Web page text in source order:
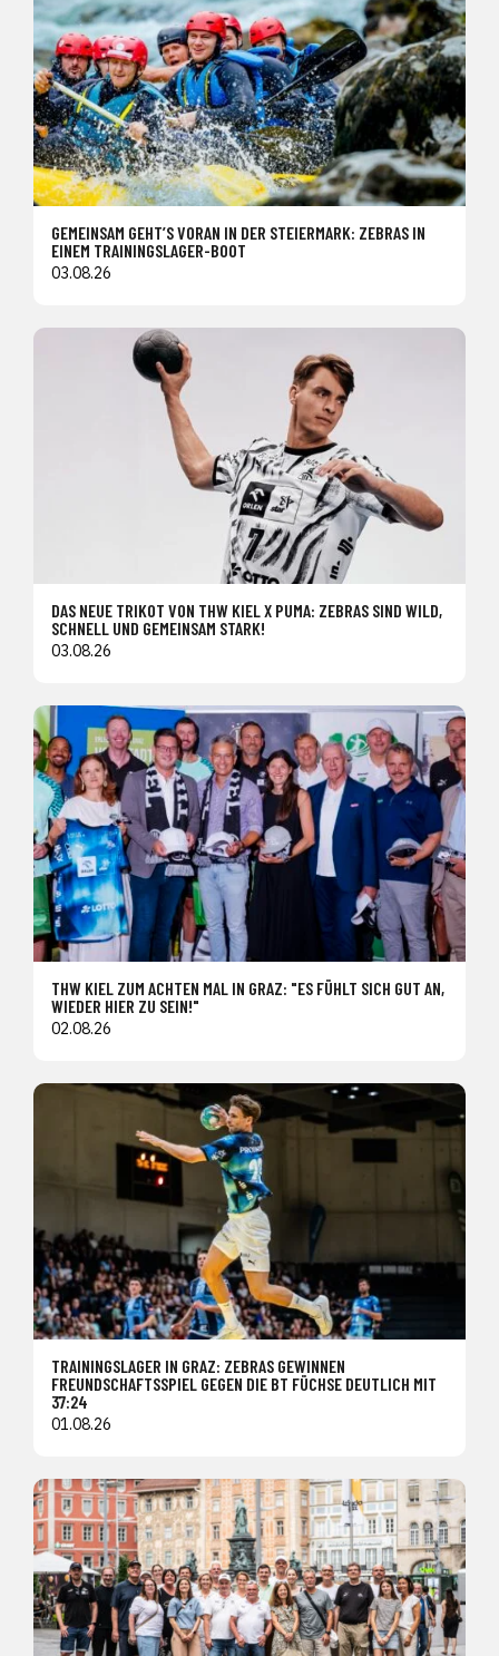
GEMEINSAM GEHT’S VORAN IN DER STEIERMARK: ZEBRAS IN
EINEM TRAININGSLAGER-BOOT
03.08.26
DAS NEUE TRIKOT VON THW KIEL X PUMA: ZEBRAS SIND WILD,
SCHNELL UND GEMEINSAM STARK!
03.08.26
THW KIEL ZUM ACHTEN MAL IN GRAZ: "ES FÜHLT SICH GUT AN,
WIEDER HIER ZU SEIN!"
02.08.26
TRAININGSLAGER IN GRAZ: ZEBRAS GEWINNEN
FREUNDSCHAFTSSPIEL GEGEN DIE BT FÜCHSE DEUTLICH MIT
37:24
01.08.26